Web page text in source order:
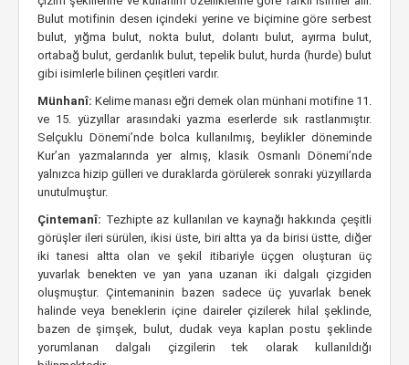
Bulut motifinin desen içindeki yerine ve biçimine göre serbest
bulut, yığma bulut, nokta bulut, dolantı bulut, ayırma bulut,
ortabağ bulut, gerdanlık bulut, tepelik bulut, hurda (hurde) bulut
gibi isimlerle bilinen çeşitleri vardır.
Münhanî: Kelime manası eğri demek olan münhani motifine 11.
ve 15. yüzyıllar arasındaki yazma eserlerde sık rastlanmıştır.
Selçuklu Dönemi’nde bolca kullanılmış, beylikler döneminde
Kur’an yazmalarında yer almış, klasik Osmanlı Dönemi’nde
yalnızca hizip gülleri ve duraklarda görülerek sonraki yüzyıllarda
unutulmuştur.
Çintemanî: Tezhipte az kullanılan ve kaynağı hakkında çeşitli
görüşler ileri sürülen, ikisi üste, biri altta ya da birisi üstte, diğer
iki tanesi altta olan ve şekil itibariyle üçgen oluşturan üç
yuvarlak benekten ve yan yana uzanan iki dalgalı çizgiden
oluşmuştur. Çintemaninin bazen sadece üç yuvarlak benek
halinde veya beneklerin içine daireler çizilerek hilal şeklinde,
bazen de şimşek, bulut, dudak veya kaplan postu şeklinde
yorumlanan dalgalı çizgilerin tek olarak kullanıldığı